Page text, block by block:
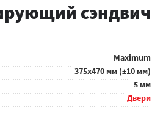
сэндвич
Maximum
375x470 мм (±10 мм)
5 мм
Двери